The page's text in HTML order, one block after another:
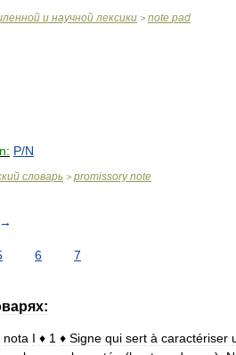
и научной лексики > note pad
P/N
словарь > promissory note
→
6 7
nota I ♦ 1 ♦ Signe qui sert à caractériser